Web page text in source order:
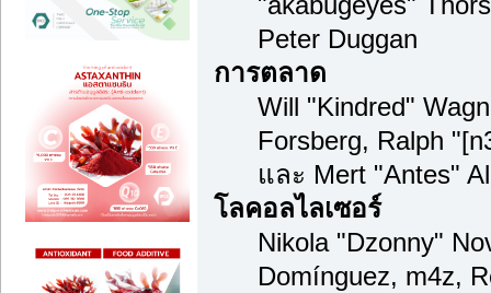
Peter Duggan
การตลาด
Will "Kindred"
Forsberg, Ralph
และ Mert "Antes"
โลคอลไลเซอร์
Nikola "Dzonny"
Domínguez, m4z,